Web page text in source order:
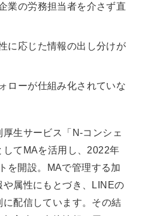
業の労務担当者を介さず直
に応じた情報の出し分けが
ローが仕組み化されていな
生サービス「N-コンシェ
してMAを活用し、2022年
を開設。MAで管理する加
や属性にもとづき、LINEの
に配信しています。その結